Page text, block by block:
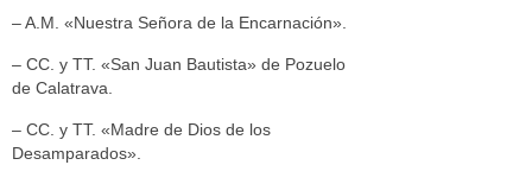
– A.M. «Nuestra Señora de la Encarnación».
– CC. y TT. «San Juan Bautista» de Pozuelo
de Calatrava.
– CC. y TT. «Madre de Dios de los
Desamparados».